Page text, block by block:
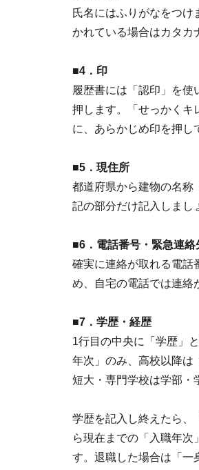
氏名にはふりがなをつ
かれている場合はカタカ
■4．印
履歴書には「認印」を使
押します。「せっかく
に、あらかじめ印を押し
■5．現住所
都道府県から建物の名称
記の部分だけ記入しまし
■6．電話番号・緊急連絡
確実に連絡が取れる電話
め、自宅の電話では連絡
■7．学歴・経歴
1行目の中央に「学歴」
年次」のみ、高校以降は
短大・専門学校は学部・
学歴を記入し終えたら、
ら現在までの「入職年次
す。退職した場合は「一